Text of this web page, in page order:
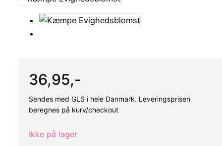
36,95,-
Sendes med GLS i hele Danmark. Leveringsprisen
beregnes på kurv/checkout
Ikke på lager